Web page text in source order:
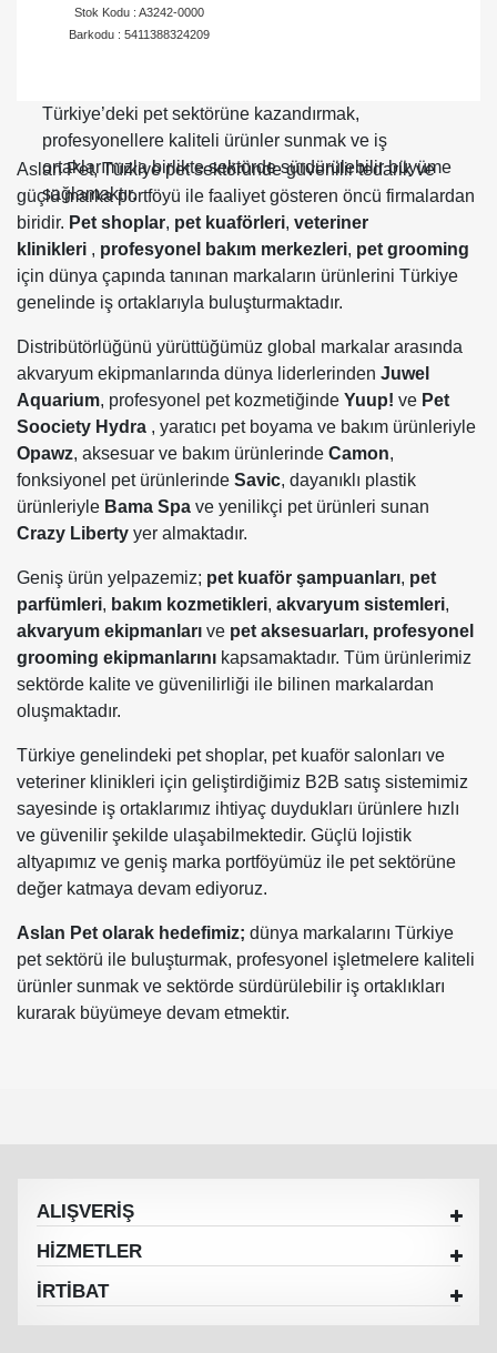
ortaklarımızın ihtiyaç duyduğu ürünleri hızlı ve güvenilir
şekilde ulaştırıyoruz.
Türkiye’deki pet sektörüne kazandırmak,
profesyonellere kaliteli ürünler sunmak ve iş
ortaklarımızla birlikte sektörde sürdürülebilir büyüme
sağlamaktır.
Stok Kodu : A3242-0000
Barkodu : 5411388324209
Aslan Pet, Türkiye pet sektöründe güvenilir tedarik ve
güçlü marka portföyü ile faaliyet gösteren öncü firmalardan
biridir. Pet shoplar, pet kuaförleri, veteriner
klinikleri , profesyonel bakım merkezleri, pet grooming
için dünya çapında tanınan markaların ürünlerini Türkiye
genelinde iş ortaklarıyla buluşturmaktadır.
Distribütörlüğünü yürüttüğümüz global markalar arasında
akvaryum ekipmanlarında dünya liderlerinden Juwel
Aquarium, profesyonel pet kozmetiğinde Yuup! ve Pet
Soociety Hydra , yaratıcı pet boyama ve bakım ürünleriyle
Opawz, aksesuar ve bakım ürünlerinde Camon,
fonksiyonel pet ürünlerinde Savic, dayanıklı plastik
ürünleriyle Bama Spa ve yenilikçi pet ürünleri sunan
Crazy Liberty yer almaktadır.
Geniş ürün yelpazemiz; pet kuaför şampuanları, pet
parfümleri, bakım kozmetikleri, akvaryum sistemleri,
akvaryum ekipmanları ve pet aksesuarları, profesyonel
grooming ekipmanlarını kapsamaktadır. Tüm ürünlerimiz
sektörde kalite ve güvenilirliği ile bilinen markalardan
oluşmaktadır.
Türkiye genelindeki pet shoplar, pet kuaför salonları ve
veteriner klinikleri için geliştirdiğimiz B2B satış sistemimiz
sayesinde iş ortaklarımız ihtiyaç duydukları ürünlere hızlı
ve güvenilir şekilde ulaşabilmektedir. Güçlü lojistik
altyapımız ve geniş marka portföyümüz ile pet sektörüne
değer katmaya devam ediyoruz.
Aslan Pet olarak hedefimiz; dünya markalarını Türkiye
pet sektörü ile buluşturmak, profesyonel işletmelere kaliteli
ürünler sunmak ve sektörde sürdürülebilir iş ortaklıkları
kurarak büyümeye devam etmektir.
ALIŞVERİŞ
HİZMETLER
İRTİBAT